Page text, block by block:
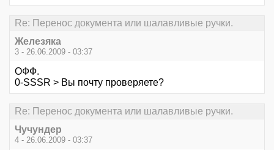
Re: Перенос документа или шалавливые ручки.
Железяка
3 - 26.06.2009 - 03:37
ОФФ.
0-SSSR > Вы почту проверяете?
Re: Перенос документа или шалавливые ручки.
Чучундер
4 - 26.06.2009 - 03:37